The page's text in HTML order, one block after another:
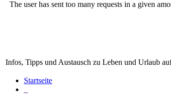
Infos, Tipps und Austausch zu Leben und Urlaub
Startseite